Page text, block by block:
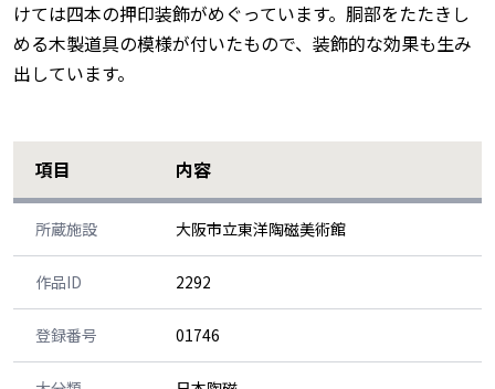
けては四本の押印装飾がめぐっています。胴部をたたきし
める木製道具の模様が付いたもので、装飾的な効果も生み
出しています。
項目 内容
所蔵施設 大阪市立東洋陶磁美術館
作品ID 2292
登録番号 01746